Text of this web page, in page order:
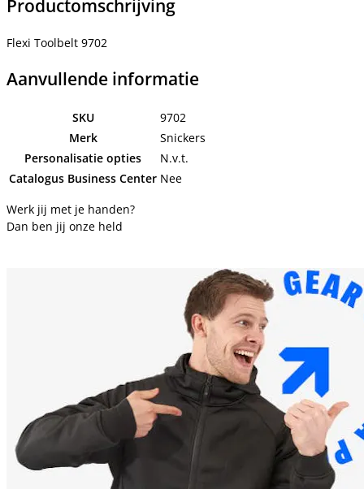
Productomschrijving
Flexi Toolbelt 9702
Aanvullende informatie
SKU
9702
Merk
Snickers
Personalisatie opties
N.v.t.
Catalogus Business Center Nee
Werk jij met je handen?
Dan ben jij onze held